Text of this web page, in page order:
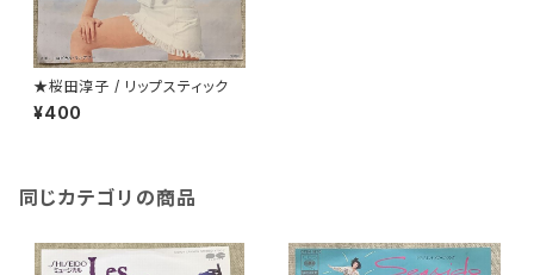
★桜田淳子 / リップスティック
¥400
同じカテゴリの商品